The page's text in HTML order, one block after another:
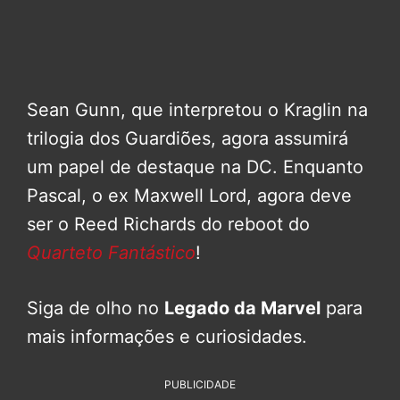
Sean Gunn, que interpretou o Kraglin na
trilogia dos Guardiões, agora assumirá
um papel de destaque na DC. Enquanto
Pascal, o ex Maxwell Lord, agora deve
ser o Reed Richards do reboot do
Quarteto Fantástico!
Siga de olho no Legado da Marvel para
mais informações e curiosidades.
PUBLICIDADE